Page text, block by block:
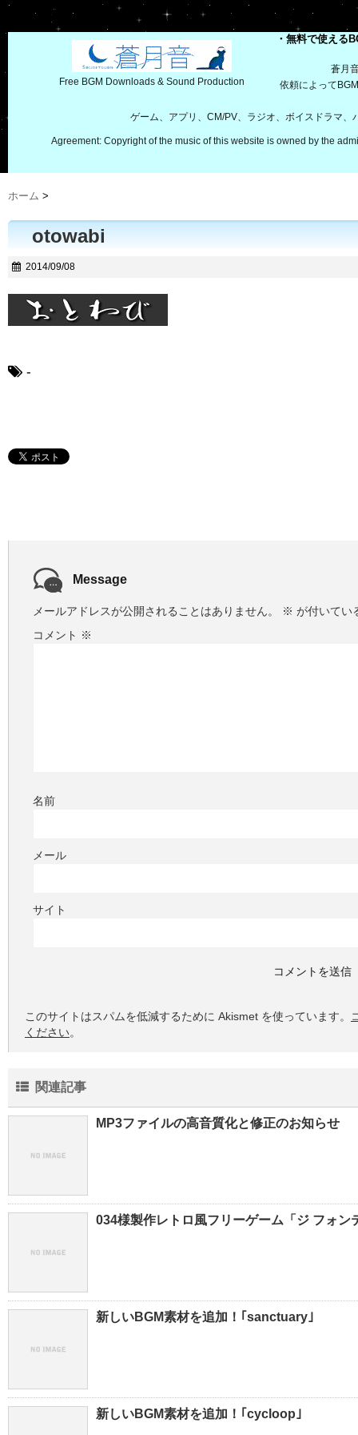
Free BGM Downloads & Sound Production
・無料で使える
蒼月
依頼によって
ゲーム、アプリ、CM/PV、ラジオ、ボイスドラマ
Agreement: Copyright of the music of this website is owned by the
ホーム >
otowabi
2014/09/08
-
Message
メールアドレスが公開されることはありません。 ※ が付いてい
コメント ※
名前
メール
サイト
このサイトはスパムを低減するために Akismet を使っています。
ください。
関連記事
MP3ファイルの高音質化と修正のお知らせ
034様製作レトロ風フリーゲーム「ジ フォ
新しいBGM素材を追加！｢sanctuary｣
新しいBGM素材を追加！｢cycloop｣